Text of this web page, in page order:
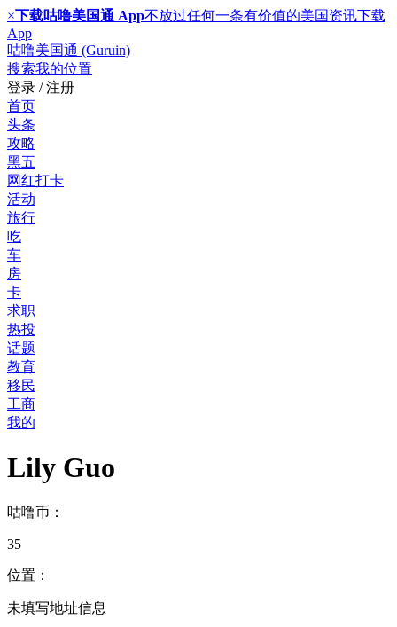
×下载咕噜美国通 App不放过任何一条有价值的美国资讯下载
App
咕噜美国通 (Guruin)
搜索我的位置
登录 / 注册
首页
头条
攻略
黑五
网红打卡
活动
旅行
吃
车
房
卡
求职
热投
话题
教育
移民
工商
我的
Lily Guo
咕噜币：
35
位置：
未填写地址信息